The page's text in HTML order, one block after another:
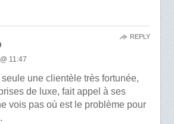
11:47
une clientèle très fortunée,
de luxe, fait appel à ses
vois pas où est le problème pour
REPLY